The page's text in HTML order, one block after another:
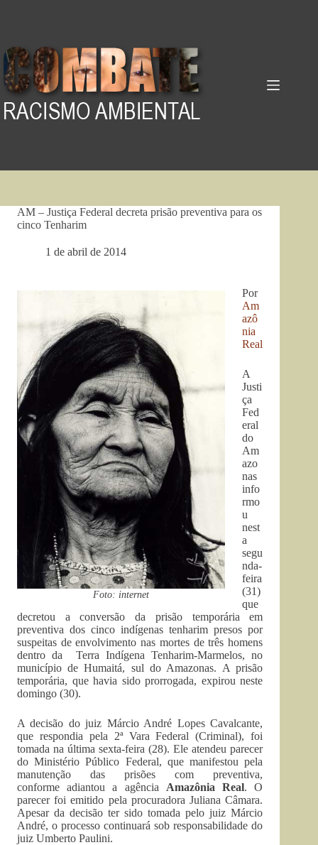
AM – Justiça Federal decreta prisão preventiva para os
cinco Tenharim
1 de abril de 2014
Foto: internet
Por
Am
azô
nia
Real
A
Justi
ça
Fed
eral
do
Am
azo
nas
info
rmo
u
nest
a
segu
nda-
feira
(31)
que
decretou a conversão da prisão temporária em
preventiva dos cinco indígenas tenharim presos por
suspeitas de envolvimento nas mortes de três homens
dentro da Terra Indígena Tenharim-Marmelos, no
município de Humaitá, sul do Amazonas. A prisão
temporária, que havia sido prorrogada, expirou neste
domingo (30).
A decisão do juiz Márcio André Lopes Cavalcante,
que respondia pela 2ª Vara Federal (Criminal), foi
tomada na última sexta-feira (28). Ele atendeu parecer
do Ministério Público Federal, que manifestou pela
manutenção das prisões com preventiva,
conforme adiantou a agência Amazônia Real. O
parecer foi emitido pela procuradora Juliana Câmara.
Apesar da decisão ter sido tomada pelo juiz Márcio
André, o processo continuará sob responsabilidade do
juiz Umberto Paulini.